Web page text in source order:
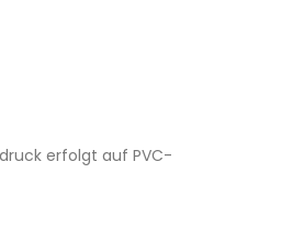
erfolgt auf PVC-